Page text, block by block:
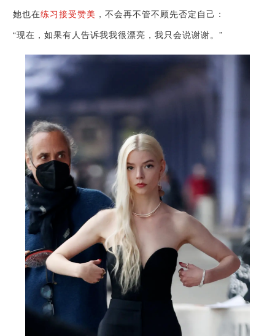
她也在练习接受赞美 ，不会再不管不顾先否定自己：
“现在，如果有人告诉我我很漂亮，我只会说谢谢。”